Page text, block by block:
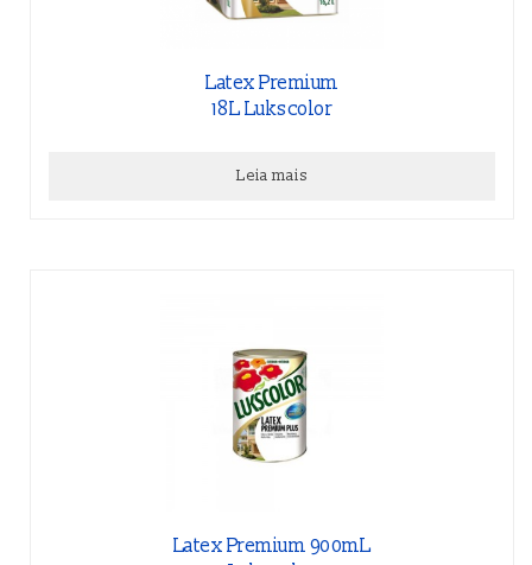
Latex Premium
18L Lukscolor
Leia mais
Latex Premium 900mL